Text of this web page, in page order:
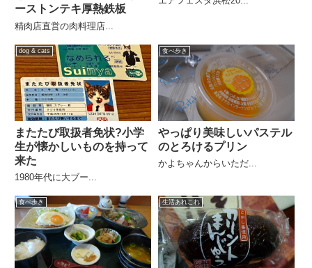
ーストンテキ厚熱鉄板
精肉店直営の肉料理店...
dog & cats
またたび取扱者免状?小学
生が懐かしいものを持って
来た
1980年代に大ブー...
食べ歩き
やっぱり美味しいパステル
のとろけるプリン
かよちゃんからいただ...
食べ歩き 生活あれこれ